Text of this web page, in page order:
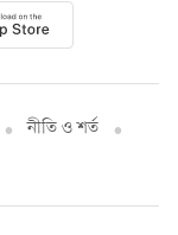
নীতি ও শর্ত